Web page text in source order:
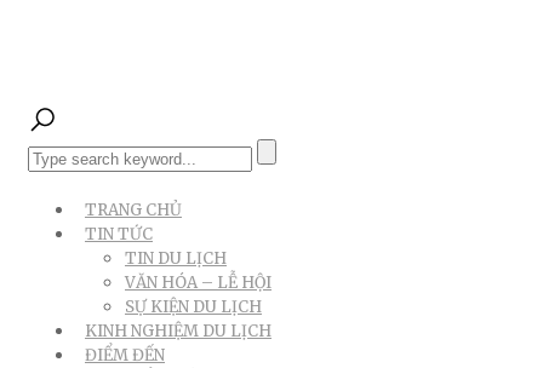
TRANG CHỦ
TIN TỨC
TIN DU LỊCH
VĂN HÓA – LỄ HỘI
SỰ KIỆN DU LỊCH
KINH NGHIỆM DU LỊCH
ĐIỂM ĐẾN